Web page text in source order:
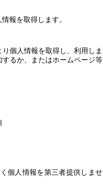
報を取得します。
個人情報を取得し、利用しま
るか、またはホームページ等
個人情報を第三者提供しませ